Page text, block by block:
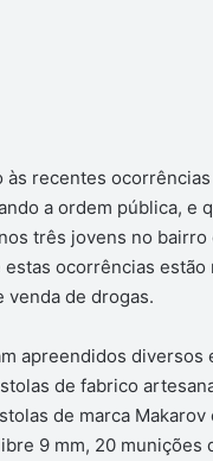
recentes
a ordem pública, e
três jovens no bairro
ocorrências
venda de drogas.
apreendidos
de fabrico
de marca
9 mm, 20 munições